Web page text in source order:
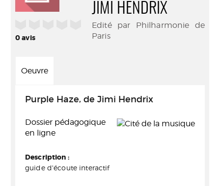
0avis
JIMI HENDRIX
Edité par Philharmonie de
Paris
Oeuvre
Purple Haze, de Jimi Hendrix
Dossier pédagogique
en ligne
Description :
guide d'écoute interactif